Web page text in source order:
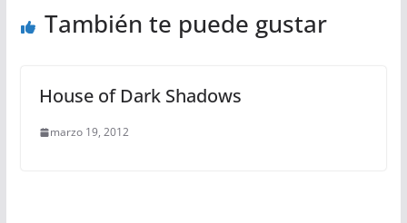
También te puede gustar
House of Dark Shadows
marzo 19, 2012